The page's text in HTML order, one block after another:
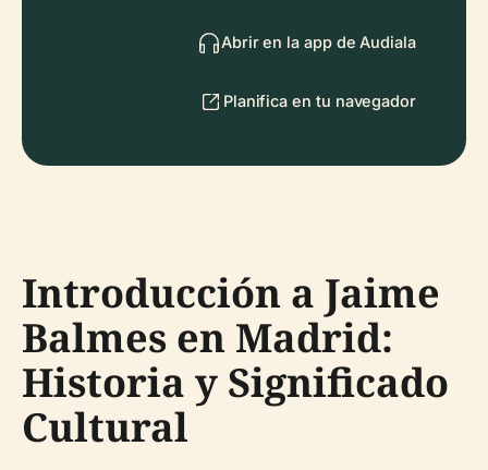
Abrir en la app de Audiala
Planifica en tu navegador
Introducción a Jaime
Balmes en Madrid:
Historia y Significado
Cultural